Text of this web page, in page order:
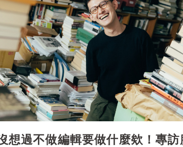
想過不做編輯要做什麼欸！專訪